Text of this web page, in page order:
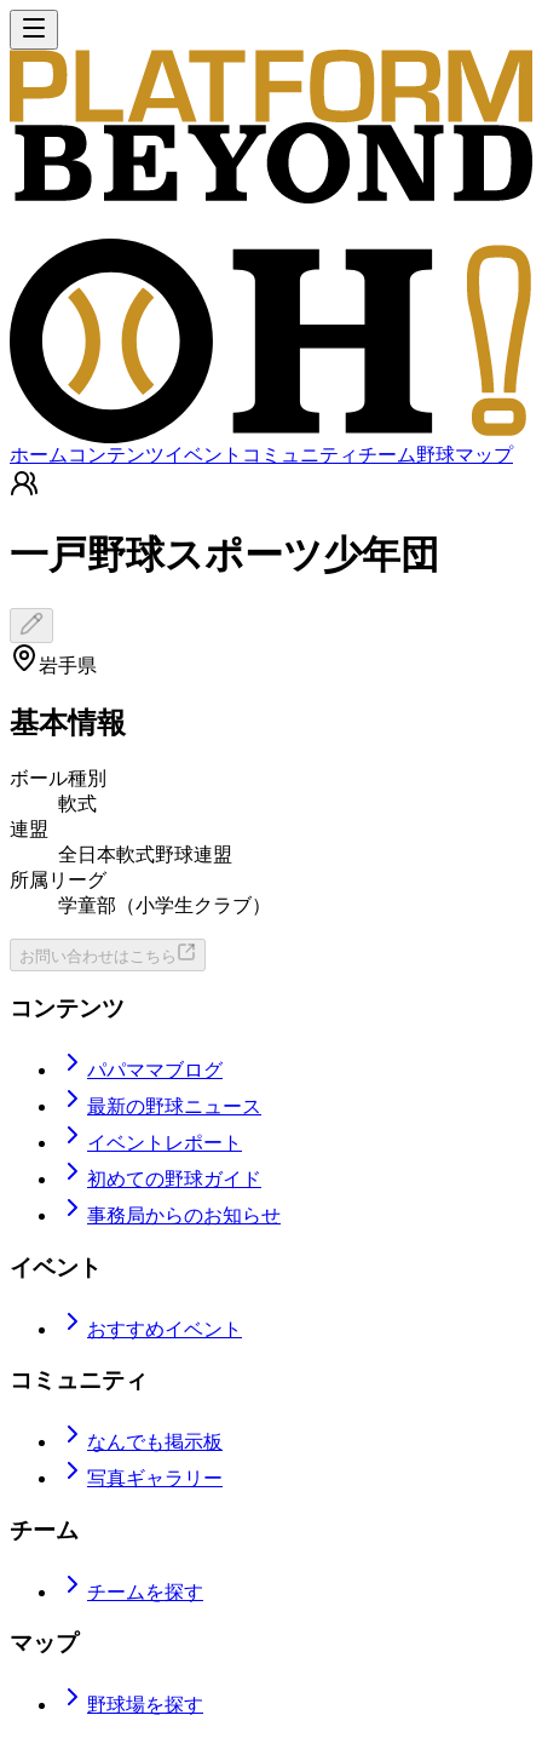
ホーム コンテンツイベント コミュニティチーム野球マップ
一戸野球スポーツ少年団
岩手県
基本情報
ボール種別
軟式
連盟
全日本軟式野球連盟
所属リーグ
学童部（小学生クラブ）
お問い合わせはこちら
コンテンツ
パパママブログ
最新の野球ニュース
イベントレポート
初めての野球ガイド
事務局からのお知らせ
イベント
おすすめイベント
コミュニティ
なんでも掲示板
写真ギャラリー
チーム
チームを探す
マップ
野球場を探す